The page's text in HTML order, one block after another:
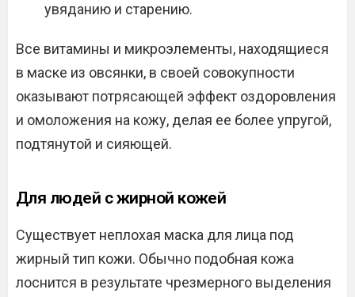
увяданию и старению.
Все витамины и микроэлементы, находящиеся
в маске из овсянки, в своей совокупности
оказывают потрясающей эффект оздоровления
и омоложения на кожу, делая ее более упругой,
подтянутой и сияющей.
Для людей с жирной кожей
Существует неплохая маска для лица под
жирный тип кожи. Обычно подобная кожа
лоснится в результате чрезмерного выделения